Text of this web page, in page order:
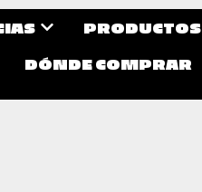
PRODUCTOS
DÓNDE COMPRAR